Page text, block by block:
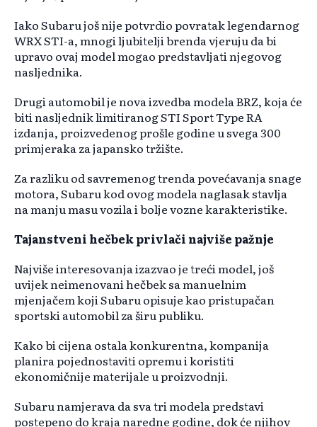
Iako Subaru još nije potvrdio povratak legendarnog
WRX STI-a, mnogi ljubitelji brenda vjeruju da bi
upravo ovaj model mogao predstavljati njegovog
nasljednika.
Drugi automobil je nova izvedba modela BRZ, koja će
biti nasljednik limitiranog STI Sport Type RA
izdanja, proizvedenog prošle godine u svega 300
primjeraka za japansko tržište.
Za razliku od savremenog trenda povećavanja snage
motora, Subaru kod ovog modela naglasak stavlja
na manju masu vozila i bolje vozne karakteristike.
Tajanstveni hečbek privlači najviše pažnje
Najviše interesovanja izazvao je treći model, još
uvijek neimenovani hečbek sa manuelnim
mjenjačem koji Subaru opisuje kao pristupačan
sportski automobil za širu publiku.
Kako bi cijena ostala konkurentna, kompanija
planira pojednostaviti opremu i koristiti
ekonomičnije materijale u proizvodnji.
Subaru namjerava da sva tri modela predstavi
postepeno do kraja naredne godine, dok će njihov